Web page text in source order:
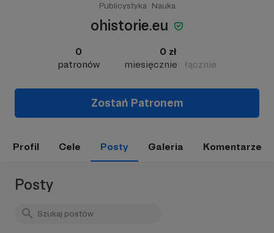
Publicystyka Nauka
ohistorie.eu
0
patronów
0 zł
miesięcznie
łącznie
Zostań Patronem
Profil Cele Posty Galeria Komentarze
Posty